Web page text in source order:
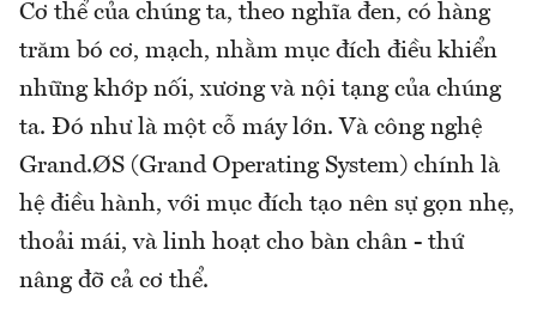
Cơ thể của chúng ta, theo nghĩa đen, có hàng
trăm bó cơ, mạch, nhằm mục đích điều khiển
những khớp nối, xương và nội tạng của chúng
ta. Đó như là một cỗ máy lớn. Và công nghệ
Grand.ØS (Grand Operating System) chính là
hệ điều hành, với mục đích tạo nên sự gọn nhẹ,
thoải mái, và linh hoạt cho bàn chân - thứ
nâng đỡ cả cơ thể.